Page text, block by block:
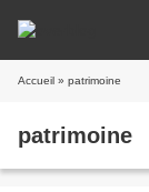
Accueil » patrimoine
patrimoine